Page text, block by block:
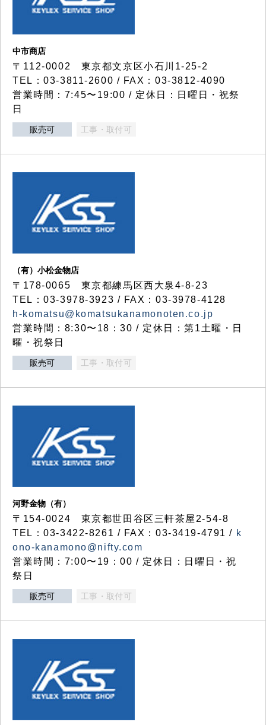
中市商店
〒112-0002 東京都文京区小石川1-25-2
TEL：03-3811-2600 / FAX：03-3812-4090
営業時間：7:45〜19:00 / 定休日：日曜日・祝祭
日
販売可 工事・取付可
（有）小松金物店
〒178-0065 東京都練馬区西大泉4-8-23
TEL：03-3978-3923 / FAX：03-3978-4128
h-komatsu@komatsukanamonoten.co.jp
営業時間：8:30〜18：30 / 定休日：第1土曜・日
曜・祝祭日
販売可 工事・取付可
河野金物（有）
〒154-0024 東京都世田谷区三軒茶屋2-54-8
TEL：03-3422-8261 / FAX：03-3419-4791 / k
ono-kanamono@nifty.com
営業時間：7:00〜19：00 / 定休日：日曜日・祝
祭日
販売可 工事・取付可